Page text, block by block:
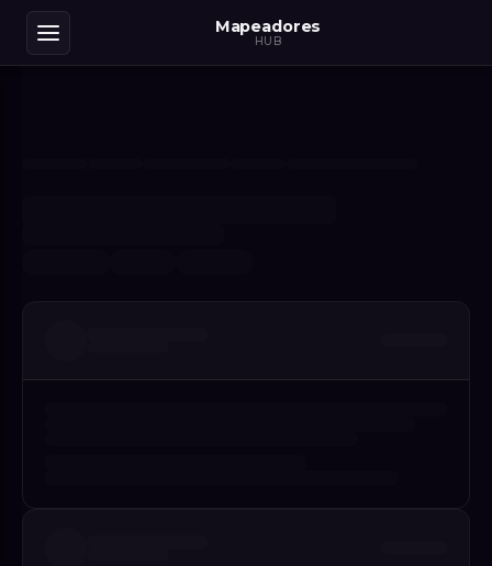
Mapeadores
HUB